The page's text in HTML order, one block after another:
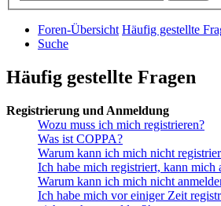
Foren-Übersicht Häufig gestellte
Suche
Häufig gestellte Fragen
Registrierung und Anmeldung
Wozu muss ich mich registrieren?
Was ist COPPA?
Warum kann ich mich nicht
Ich habe mich registriert, kann mich
Warum kann ich mich nicht
Ich habe mich vor einiger Zeit